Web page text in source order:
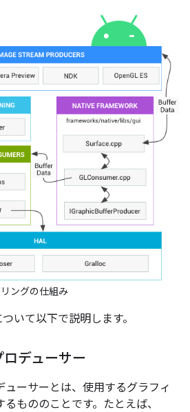
ングの仕組み
いて以下で説明します。
デューサー
ーサーとは、使用するグラフィ
もののことです。たとえば、